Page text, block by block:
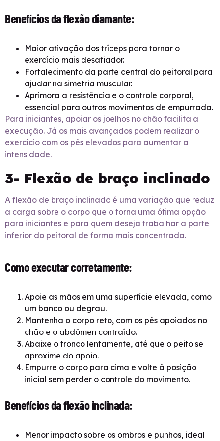
Benefícios da flexão diamante:
Maior ativação dos tríceps para tornar o
exercício mais desafiador.
Fortalecimento da parte central do peitoral para
ajudar na simetria muscular.
Aprimora a resistência e o controle corporal,
essencial para outros movimentos de empurrada.
Para iniciantes, apoiar os joelhos no chão facilita a
execução. Já os mais avançados podem realizar o
exercício com os pés elevados para aumentar a
intensidade.
3- Flexão de braço inclinado
A flexão de braço inclinado é uma variação que reduz
a carga sobre o corpo que o torna uma ótima opção
para iniciantes e para quem deseja trabalhar a parte
inferior do peitoral de forma mais concentrada.
Como executar corretamente:
Apoie as mãos em uma superfície elevada, como
um banco ou degrau.
Mantenha o corpo reto, com os pés apoiados no
chão e o abdômen contraído.
Abaixe o tronco lentamente, até que o peito se
aproxime do apoio.
Empurre o corpo para cima e volte à posição
inicial sem perder o controle do movimento.
Benefícios da flexão inclinada:
Menor impacto sobre os ombros e punhos, ideal